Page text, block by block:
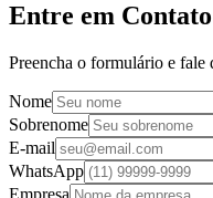
Entre em Contato
Preencha o formulário e fale
Nome
Sobrenome
E-mail
WhatsApp